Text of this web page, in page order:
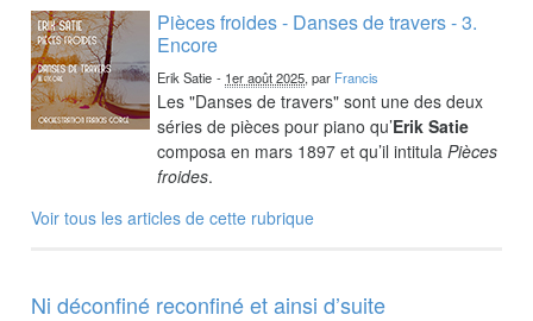
Pièces froides - Danses de travers - 3.
Encore
Erik Satie - 1er août 2025, par Francis
Les "Danses de travers" sont une des deux
séries de pièces pour piano qu’Erik Satie
composa en mars 1897 et qu’il intitulaPièces
froides.
Voir tous les articles de cette rubrique
Ni déconfiné reconfiné et ainsi d’suite